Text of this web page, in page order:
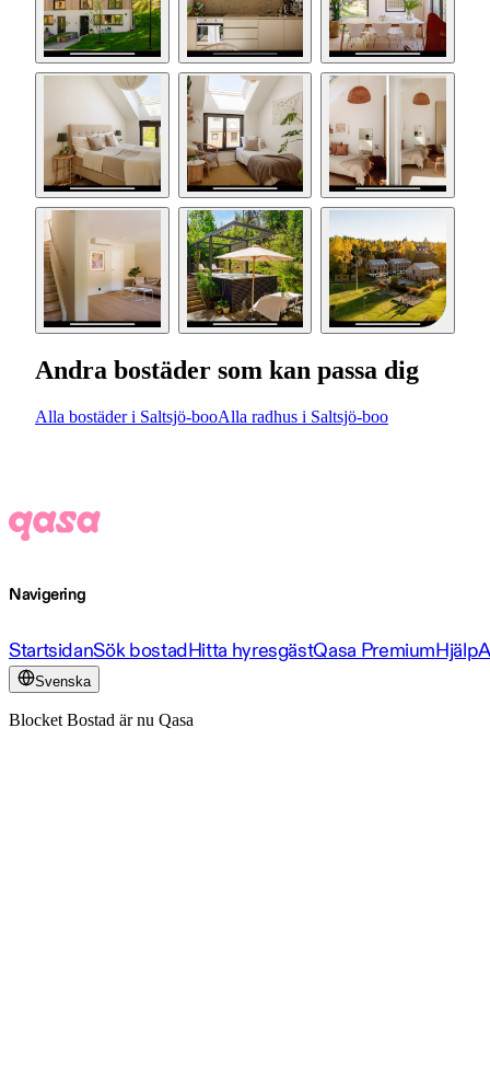
Andra bostäder som kan passa dig
Alla bostäder i Saltsjö-booAlla radhus i Saltsjö-boo
Navigering
StartsidanSök bostadHitta hyresgästQasa PremiumHjälp
Svenska
Blocket Bostad är nu Qasa